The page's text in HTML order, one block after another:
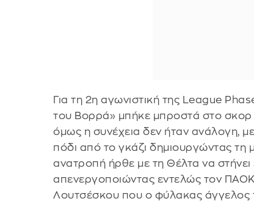
Για τη 2η αγωνιστική της League
του Βορρά» μπήκε μπροστά στο σκορ
όμως η συνέχεια δεν ήταν ανάλογη,
πόδι από το γκάζι δημιουργώντας τη
ανατροπή ήρθε με τη Θέλτα να
απενεργοποιώντας εντελώς τον
Λουτσέσκου που ο φύλακας άγγελος